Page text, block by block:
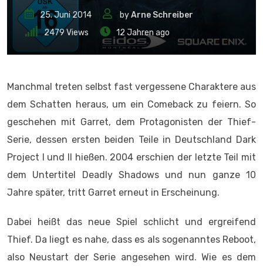
25. Juni 2014 byArne Schreiber
2479Views 12 Jahren ago
Manchmal treten selbst fast vergessene Charaktere aus
dem Schatten heraus, um ein Comeback zu feiern. So
geschehen mit Garret, dem Protagonisten der Thief-
Serie, dessen ersten beiden Teile in Deutschland Dark
Project I und II hießen. 2004 erschien der letzte Teil mit
dem Untertitel Deadly Shadows und nun ganze 10
Jahre später, tritt Garret erneut in Erscheinung.
Dabei heißt das neue Spiel schlicht und ergreifend
Thief. Da liegt es nahe, dass es als sogenanntes Reboot,
also Neustart der Serie angesehen wird. Wie es dem